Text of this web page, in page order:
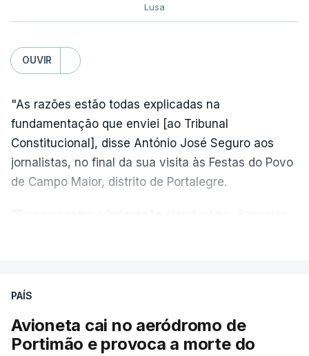
Lusa
OUVIR
"As razões estão todas explicadas na
fundamentação que enviei [ao Tribunal
Constitucional], disse António José Seguro aos
jornalistas, no final da sua visita às Festas do Povo
de Campo Maior, distrito de Portalegre.
nada disto é incompatível com tratarmos com
crianças", acrescentou.
PAÍS
Avioneta cai no aeródromo de
Portimão e provoca a morte do